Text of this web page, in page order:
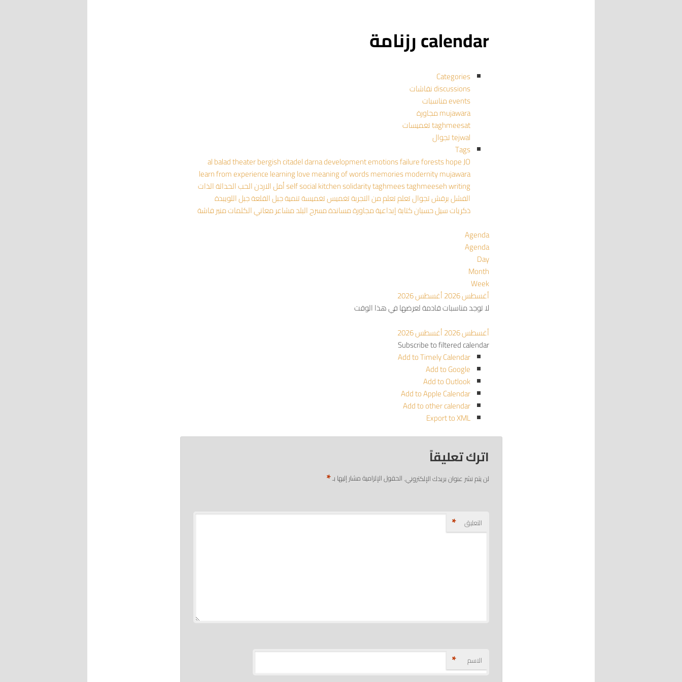
calendar رزنامة
Categories
discussions نقاشات
events مناسبات
mujawara مجاورة
taghmeesat تغميسات
tejwal تجوال
Tags
al balad theaterbergishcitadeldarnadevelopmentemotionsfailureforestshopeJO
learn from experiencelearninglovemeaning of wordsmemoriesmodernitymujawara
selfsocial kitchensolidaritytaghmeestaghmeesehwriting أملالاردنالحبالحداثةالذات
الفشلبرقشتجوالتعلمتعلم من التجربةتغميستغميسةتنميةجبل القلعةجبل اللويبدة
ذكرياتسيل حسبانكتابة إبداعيةمجاورةمساندةمسرح البلدمشاعرمعاني الكلماتمنير فاشة
Agenda
Agenda
Day
Month
Week
أغسطس 2026
أغسطس 2026
لا توجد مناسبات قادمة لعرضها في هذا الوقت
أغسطس 2026
أغسطس 2026
Subscribe to filtered calendar
Add to Timely Calendar
Add to Google
Add to Outlook
Add to Apple Calendar
Add to other calendar
Export to XML
اترك تعليقاً
لن يتم نشر عنوان بريدك الإلكتروني. الحقول الإلزامية مشار إليها بـ*
التعليق *
الاسم *